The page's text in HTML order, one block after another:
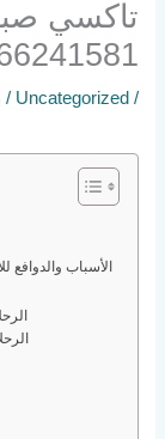
تاكسي
/
Uncategorized
/
الأسباب والدوافع